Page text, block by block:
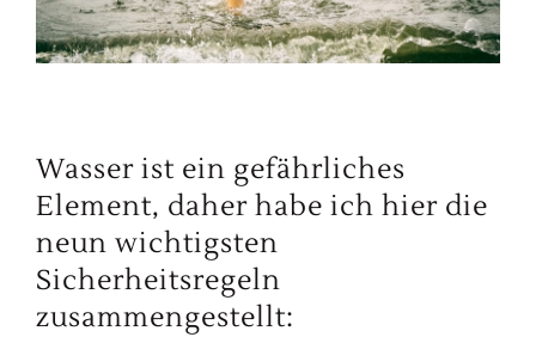
Wasser ist ein gefährliches
Element, daher habe ich hier die
neun wichtigsten
Sicherheitsregeln
zusammengestellt: